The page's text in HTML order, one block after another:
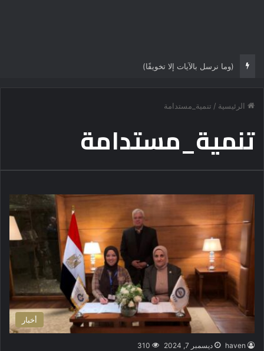
(وما نرسل بالآيات إلا تخويفًا)
الرئيسية / تنمية_مستدامة
تنمية_مستدامة
أخبار
haven ديسمبر 7, 2024 310